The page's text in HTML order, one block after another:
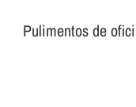
Pulimentos de